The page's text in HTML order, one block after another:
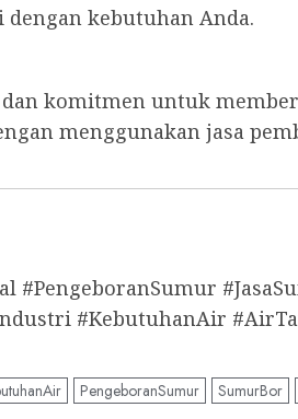
kebutuhan Anda.
komitmen untuk
menggunakan jasa
#PengeboranSumur
#KebutuhanAir
PengeboranSumur SumurBor